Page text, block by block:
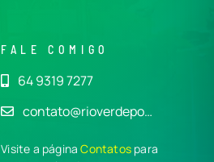
FALE COMIGO
64 9319 7277
contato@rioverdepo…
Visite a páginaContatos para